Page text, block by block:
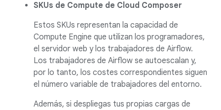
SKUs de Compute de Cloud Composer
Estos SKUs representan la capacidad de
Compute Engine que utilizan los programadores,
el servidor web y los trabajadores de Airflow.
Los trabajadores de Airflow se autoescalan y,
por lo tanto, los costes correspondientes siguen
el número variable de trabajadores del entorno.
Además, si despliegas tus propias cargas de